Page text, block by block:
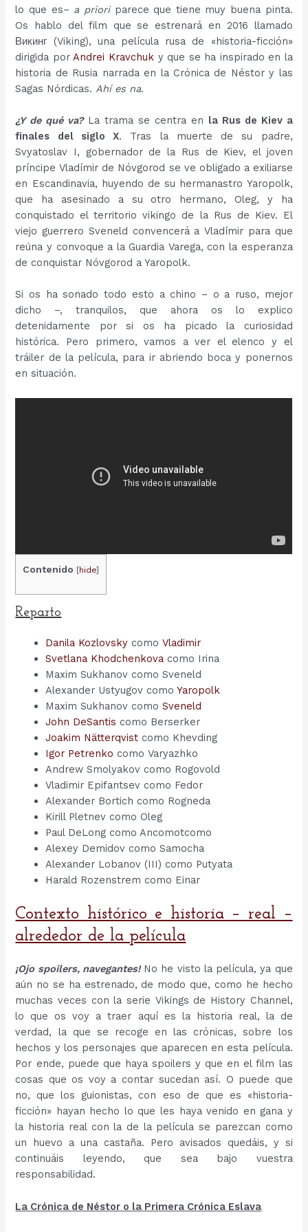
lo que es– a prioriparece que tiene muy buena pinta.
Os hablo del film que se estrenará en 2016 llamado
Викинг (Viking), una película rusa de «historia-ficción»
dirigida porAndrei Kravchuk y que se ha inspirado en la
historia de Rusia narrada en la Crónica de Néstor y las
Sagas Nórdicas.Ahí es na.
¿Y de qué va?La trama se centra en la Rus de Kiev a
finales del siglo X. Tras la muerte de su padre,
Svyatoslav I, gobernador de la Rus de Kiev, el joven
príncipe Vladímir de Nóvgorod se ve obligado a exiliarse
en Escandinavia, huyendo de su hermanastro Yaropolk,
que ha asesinado a su otro hermano, Oleg, y ha
conquistado el territorio vikingo de la Rus de Kiev. El
viejo guerrero Sveneld convencerá a Vladímir para que
reúna y convoque a la Guardia Varega, con la esperanza
de conquistar Nóvgorod a Yaropolk.
Si os ha sonado todo esto a chino – o a ruso, mejor
dicho –, tranquilos, que ahora os lo explico
detenidamente por si os ha picado la curiosidad
histórica. Pero primero, vamos a ver el elenco y el
tráiler de la película, para ir abriendo boca y ponernos
en situación.
Contenido [hide]
Reparto
Danila Kozlovsky comoVladimir
Svetlana Khodchenkova como Irina
Maxim Sukhanov como Sveneld
Alexander Ustyugov comoYaropolk
Maxim Sukhanov comoSveneld
John DeSantis como Berserker
Joakim Nätterqvist como Khevding
Igor Petrenko como Varyazhko
Andrew Smolyakov como Rogovold
Vladimir Epifantsev como Fedor
Alexander Bortich como Rogneda
Kirill Pletnev como Oleg
Paul DeLong como Ancomotcomo
Alexey Demidov como Samocha
Alexander Lobanov (III) como Putyata
Harald Rozenstrem como Einar
Contexto histórico e historia – real –
alrededor de la película
¡Ojo spoilers, navegantes!No he visto la película, ya que
aún no se ha estrenado, de modo que, como he hecho
muchas veces con la serie Vikings de History Channel,
lo que os voy a traer aquí es la historia real, la de
verdad, la que se recoge en las crónicas, sobre los
hechos y los personajes que aparecen en esta película.
Por ende, puede que haya spoilers y que en el film las
cosas que os voy a contar sucedan así. O puede que
no, que los guionistas, con eso de que es «historia-
ficción» hayan hecho lo que les haya venido en gana y
la historia real con la de la película se parezcan como
un huevo a una castaña. Pero avisados quedáis, y si
continuáis leyendo, que sea bajo vuestra
responsabilidad.
La Crónica de Néstor o la Primera Crónica Eslava